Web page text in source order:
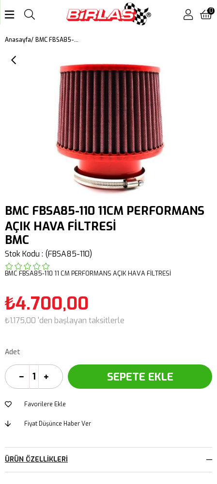
0
Anasayfa BMC FBSA85-110 11CM PERFORMANS AÇIK HAVA FİLTRESİ
BMC FBSA85-110 11CM PERFORMANS
AÇIK HAVA FİLTRESİ
BMC
Stok Kodu (FBSA85-110)
BMC FBSA85-110 11 CM PERFORMANS AÇIK HAVA FİLTRESİ
₺4.700,00
₺1.175,00 'den başlayan taksitlerle
Adet
Favorilere Ekle
Fiyat Düşünce Haber Ver
ÜRÜN ÖZELLIKLERI